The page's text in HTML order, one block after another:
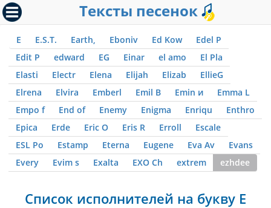
Тексты песенок
E E.S.T. Earth, Eboniv Ed Kow
Edel P
Edit P
edward EG Einar el amo
El Pla
Elasti
Electr Elena Elijah Elizab
EllieG
Elrena
Elvira Emberl Emil B Emin и
Emma L
Empo f
End of Enemy Enigma Enriqu
Enthro
Epica
Erde Eric O Eris R Erroll
Escale
ESL Po
Estamp Eterna Eugene Eva Av
Evans
Every
Evim s Exalta EXO Ch extrem ezhdee
Список исполнителей на букву E